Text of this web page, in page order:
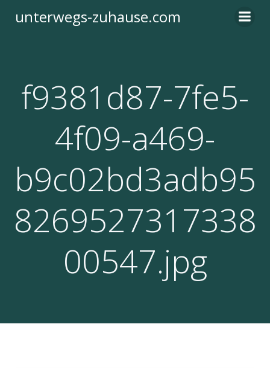
Inhalt
unterwegs-zuhause.com
f9381d87-7fe5-
4f09-a469-
b9c02bd3adb95
8269527317338
00547.jpg